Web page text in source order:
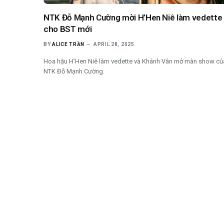
NTK Đỗ Mạnh Cường mời H’Hen Niê làm vedette
cho BST mới
BY ALICE TRẦN APRIL 28, 2025
Hoa hậu H’Hen Niê làm vedette và Khánh Vân mở màn show
NTK Đỗ Mạnh Cường.